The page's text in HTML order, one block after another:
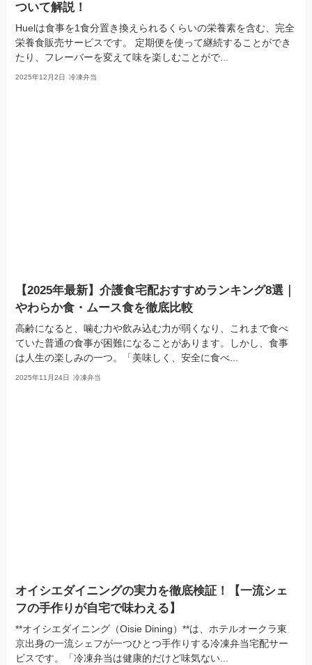
ついて解説！
Huelは食事を1食分置き換えられるくらいの栄養素を含む、完全
栄養食販売サービスです。 定期便を使って継続することができ
たり、フレーバーを変えて味を楽しむことがで...
2025年12月2日 冷凍弁当
【2025年最新】介護食宅配おすすめランキング8選｜
やわらか食・ムース食を徹底比較
高齢になると、噛む力や飲み込む力が弱くなり、これまで食べ
ていた普通の食事が困難になることがあります。しかし、食事
は人生の楽しみの一つ。「美味しく、安全に食べ...
2025年11月24日 冷凍弁当
オイシエダイニングの実力を徹底検証！【一流シェ
フの手作りが自宅で味わえる】
**オイシエダイニング（Oisie Dining）**は、ホテルオークラ東
京出身の一流シェフが一つひとつ手作りする冷凍弁当宅配サー
ビスです。「冷凍弁当は健康的だけど味気ない...